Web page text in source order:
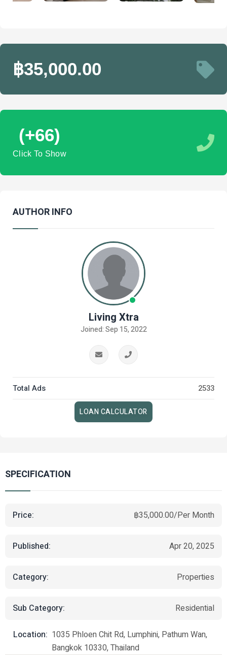
฿35,000.00
(+66)
Click To Show
AUTHOR INFO
Living Xtra
Joined: Sep 15, 2022
Total Ads 2533
LOAN CALCULATOR
SPECIFICATION
Price: ฿35,000.00/Per Month
Published: Apr 20, 2025
Category: Properties
Sub Category: Residential
Location: 1035 Phloen Chit Rd, Lumphini, Pathum Wan,
Bangkok 10330, Thailand